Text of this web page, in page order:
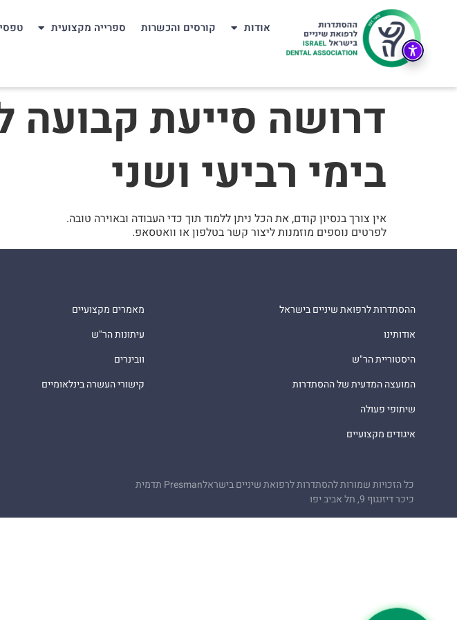
אודות קורסים והכשרות ספרייה מקצועית
דרושה סייעת קבועה
בימי רביעי ושני
אין צורך בנסיון קודם, את הכל ניתן ללמוד תוך כדי העבודה ובאוירה טובה.
לפרטים נוספים מוזמנות ליצור קשר בטלפון או וואטסאפ.
ההסתדרות לרפואת שיניים בישראל
אודותינו
היסטוריית הר"ש
המועצה המדעית של ההסתדרות
שיתופי פעולה
איגודים מקצועיים
מאמרים מקצועיים
עיתונות הר"ש
וובינרים
קישורי העשרה בינלאומיים
כל הזכויות שמורות להסתדרות לרפואת שיניים בישראל
כיכר דיזנגוף 9, תל אביב יפו
Presman תדמית